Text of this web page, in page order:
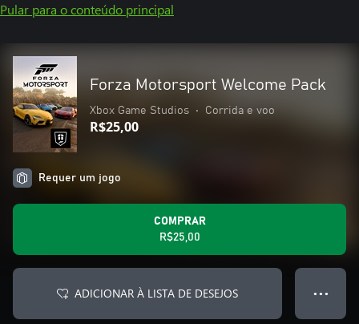
Pular para o conteúdo principal
Forza Motorsport Welcome Pack
Xbox Game Studios • Corrida e voo
R$25,00
Requer um jogo
COMPRAR
R$25,00
ADICIONAR À LISTA DE DESEJOS ● ● ●